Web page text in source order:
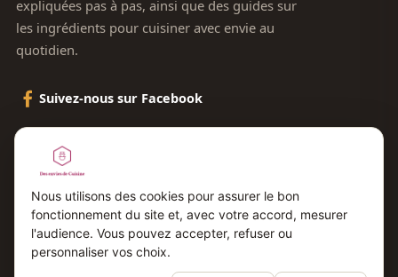
expliquées pas à pas, ainsi que des guides sur
les ingrédients pour cuisiner avec envie au
quotidien.
Suivez-nous sur Facebook
Le blog
Plan du site
Mentions légales
Nous utilisons des cookies pour assurer le bon
fonctionnement du site et, avec votre accord, mesurer
l'audience. Vous pouvez accepter, refuser ou
personnaliser vos choix.